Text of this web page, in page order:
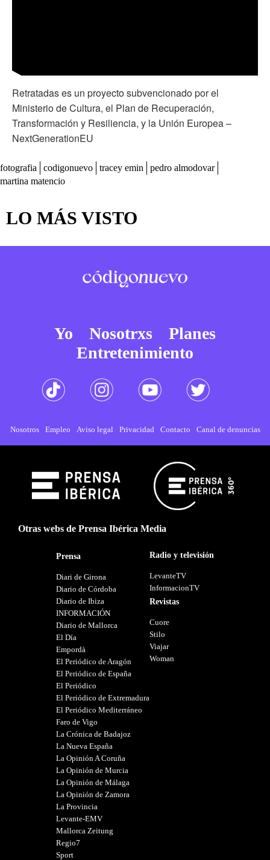
Retratadas es un proyecto subvencionado por el
Ministerio de Cultura, el Plan de Recuperación,
Transformación y Resiliencia, y la Unión Europea –
NextGenerationEU
fotografia codigonuevo tracey emin
pedro almodovar
martina matencio
LO MÁS VISTO
Yo Nosotrxs
Planes
Entretenimiento
Nosotros Empleo Aviso legal Privacidad Contacto Canal de denuncias
Otras webs de Prensa Ibérica Media
Prensa
Diari de Girona
Diario de Córdoba
Diario de Ibiza
INFORMACIÓN
Diario de Mallorca
El Día
Empordà
El Periódico de Aragón
El Periódico de España
El Periódico
El Periódico de Extremadura
El Periódico Mediterráneo
Faro de Vigo
La Crónica de Badajoz
La Nueva España
La Opinión A Coruña
La Opinión de Murcia
La Opinión de Málaga
La Opinión de Zamora
La Provincia
Levante-EMV
Mallorca Zeitung
Regio7
Sport
Radio y televisión
LevanteTV
InformacionTV
Revistas
Cuore
Stilo
Viajar
Woman